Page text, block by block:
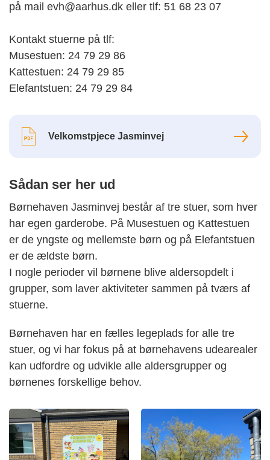
på mail evh@aarhus.dk eller tlf: 51 68 23 07
Kontakt stuerne på tlf:
Musestuen: 24 79 29 86
Kattestuen: 24 79 29 85
Elefantstuen: 24 79 29 84
Velkomstpjece Jasminvej
Sådan ser her ud
Børnehaven Jasminvej består af tre stuer, som hver
har egen garderobe. På Musestuen og Kattestuen
er de yngste og mellemste børn og på Elefantstuen
er de ældste børn.
I nogle perioder vil børnene blive aldersopdelt i
grupper, som laver aktiviteter sammen på tværs af
stuerne.
Børnehaven har en fælles legeplads for alle tre
stuer, og vi har fokus på at børnehavens udearealer
kan udfordre og udvikle alle aldersgrupper og
børnenes forskellige behov.